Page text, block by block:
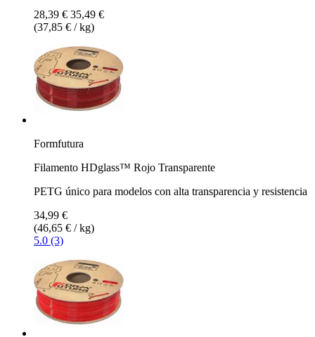
28,39 € 35,49 €
(37,85 € / kg)
Formfutura
Filamento HDglass™ Rojo Transparente
PETG único para modelos con alta transparencia y resistencia
34,99 €
(46,65 € / kg)
5.0 (3)